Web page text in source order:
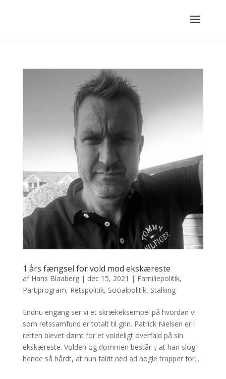
1 års fængsel for vold mod ekskæreste
af Hans Blaaberg| dec 15, 2021 | Familiepolitik,
Partiprogram, Retspolitik, Socialpolitik, Stalking
Endnu engang ser vi et skrækeksempel på hvordan vi
som retssamfund er totalt til grin. Patrick Nielsen er i
retten blevet dømt for et voldeligt overfald på sin
ekskæreste. Volden og dommen består i, at han slog
hende så hårdt, at hun faldt ned ad nogle trapper for...